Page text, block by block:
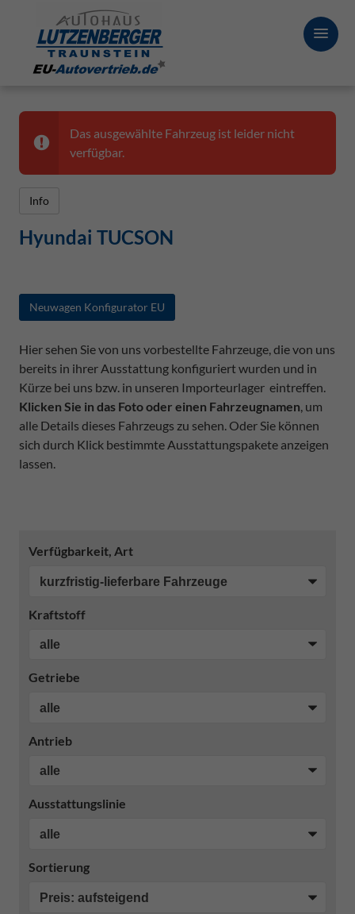
Das ausgewählte Fahrzeug ist leider nicht
verfügbar.
Info
Hyundai TUCSON
Neuwagen Konfigurator EU
Hier sehen Sie von uns vorbestellte Fahrzeuge, die von uns
bereits in ihrer Ausstattung konfiguriert wurden und in
Kürze bei uns bzw. in unseren Importeurlager eintreffen.
Klicken Sie in das Foto oder einen Fahrzeugnamen, um
alle Details dieses Fahrzeugs zu sehen. Oder Sie können
sich durch Klick bestimmte Ausstattungspakete anzeigen
lassen.
Verfügbarkeit, Art
Kraftstoff
Getriebe
Antrieb
Ausstattungslinie
Sortierung